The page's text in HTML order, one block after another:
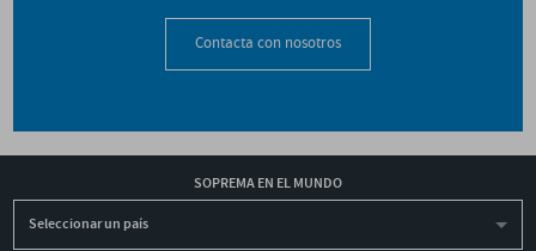
Contacta con nosotros
SOPREMA EN EL MUNDO
Seleccionar un país